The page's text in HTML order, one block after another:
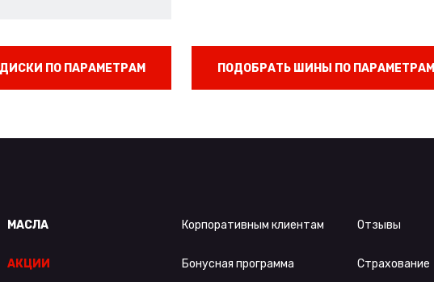
ПО ПАРАМЕТРАМ ПОДОБРАТЬ ШИНЫ ПО ПАРАМЕТРАМ
МАСЛА
АКЦИИ
Корпоративным клиентам
Бонусная программа
Отзывы
Страхование